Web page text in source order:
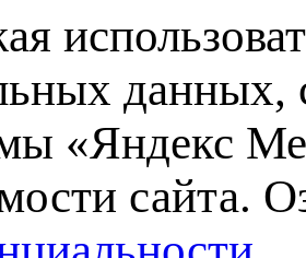
данных,
«Яндекс
сайта.